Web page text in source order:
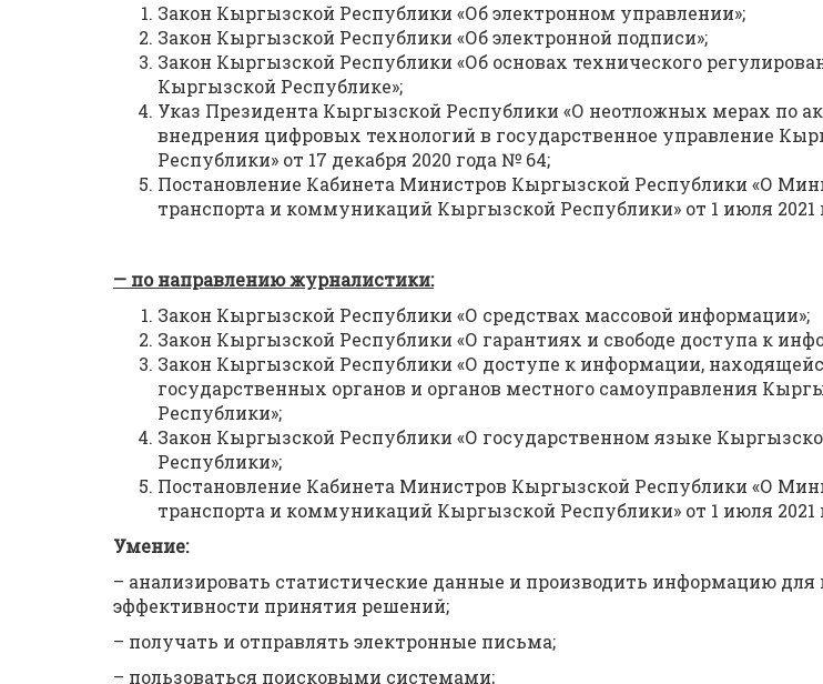
Закон Кыргызской Республики «Об электронном управлении»;
Закон Кыргызской Республики «Об электронной подписи»;
Закон Кыргызской Республики «Об основах технического
Кыргызской Республике»;
Указ Президента Кыргызской Республики «О неотложных мерах по
внедрения цифровых технологий в государственное управление
Республики» от 17 декабря 2020 года № 64;
Постановление Кабинета Министров Кыргызской Республики «О
транспорта и коммуникаций Кыргызской Республики» от 1 июля 2021
— по направлению журналистики:
Закон Кыргызской Республики «О средствах массовой информации»;
Закон Кыргызской Республики «О гарантиях и свободе доступа к
Закон Кыргызской Республики «О доступе к информации,
государственных органов и органов местного самоуправления
Республики»;
Закон Кыргызской Республики «О государственном языке
Республики»;
Постановление Кабинета Министров Кыргызской Республики «О
транспорта и коммуникаций Кыргызской Республики» от 1 июля 2021
Умение:
– анализировать статистические данные и производить информацию
эффективности принятия решений;
– получать и отправлять электронные письма;
– пользоваться поисковыми системами;